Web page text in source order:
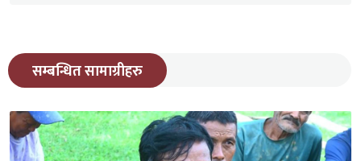
सम्बन्धित सामाग्रीहरु